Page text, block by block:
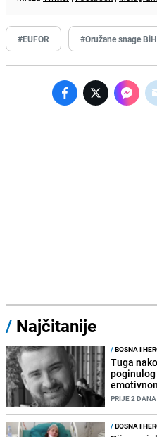
#EUFOR #Oružane snage BiH
/ Najčitanije
/BOSNA I
Tuga
PRIJE 2 DANA
/BOSNA I